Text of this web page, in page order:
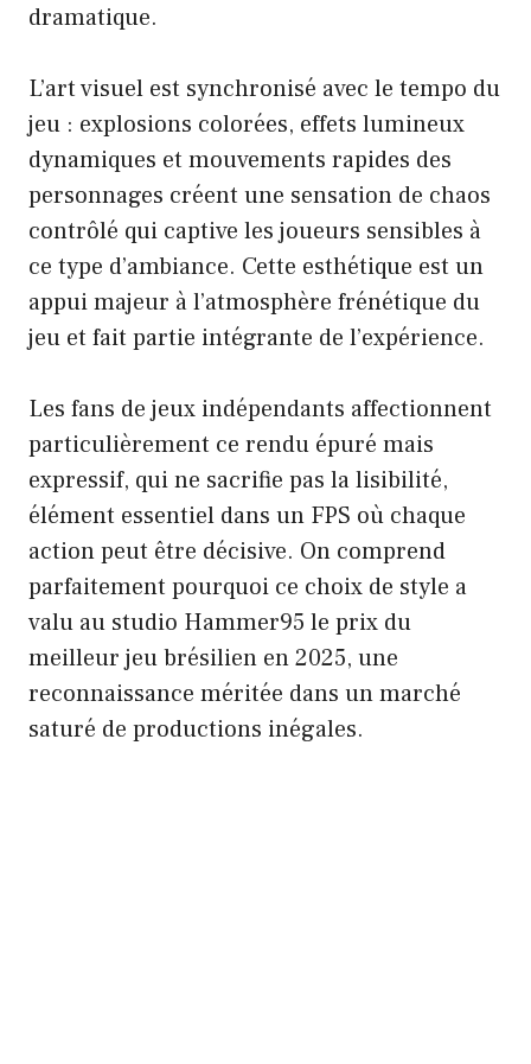
dramatique.
L’art visuel est synchronisé avec le tempo du
jeu : explosions colorées, effets lumineux
dynamiques et mouvements rapides des
personnages créent une sensation de chaos
contrôlé qui captive les joueurs sensibles à
ce type d’ambiance. Cette esthétique est un
appui majeur à l’atmosphère frénétique du
jeu et fait partie intégrante de l’expérience.
Les fans de jeux indépendants affectionnent
particulièrement ce rendu épuré mais
expressif, qui ne sacrifie pas la lisibilité,
élément essentiel dans un FPS où chaque
action peut être décisive. On comprend
parfaitement pourquoi ce choix de style a
valu au studio Hammer95 le prix du
meilleur jeu brésilien en 2025, une
reconnaissance méritée dans un marché
saturé de productions inégales.